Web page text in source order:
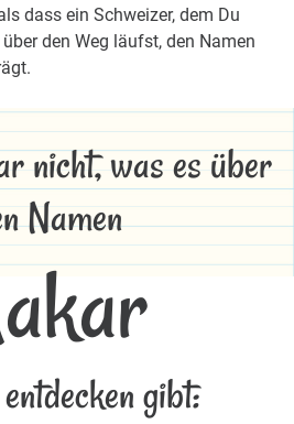
dass ein Schweizer, dem Du
den Weg läufst, den Namen
nicht, was es über
Namen
gibt: